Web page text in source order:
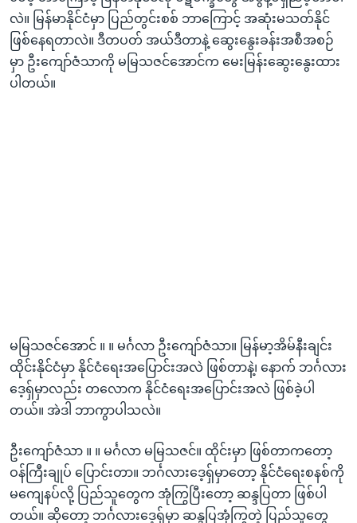
ရန်လဲ။ မြန်မာနိုင်ငံမှာ ပြည်တွင်းစစ် ဘာကြောင့် အဆုံးမသတ်နိုင်
ဖြစ်နေရတာလဲ။ ဒီတပတ် အယ်ဒီတာနဲ့ ဆွေးနွေးခန်းအစီအစဉ်
မှာ ဦးကျော်ဇံသာကို မမြသဇင်အောင်က မေးမြန်းဆွေးနွေးထား
ပါတယ်။
မမြသဇင်အောင် ။ ။ မင်္ဂလာ ဦးကျော်ဇံသာ။ မြန်မာ့အိမ်နီးချင်း
ထိုင်းနိုင်ငံမှာ နိုင်ငံရေးအပြောင်းအလဲ ဖြစ်တာနဲ့၊ နောက် ဘင်္ဂလား
ဒေ့ရှ်မှာလည်း တလောက နိုင်ငံရေးအပြောင်းအလဲ ဖြစ်ခဲ့ပါ
တယ်။ အဲဒါ ဘာကွာပါသလဲ။
ဦးကျော်ဇံသာ ။ ။ မင်္ဂလာ မမြသဇင်။ ထိုင်းမှာ ဖြစ်တာကတော့
ဝန်ကြီးချုပ် ပြောင်းတာ။ ဘင်္ဂလားဒေ့ရှ်မှာတော့ နိုင်ငံရေးစနစ်ကို
မကျေနပ်လို့ ပြည်သူတွေက အုံကြွပြီးတော့ ဆန္ဒပြတာ ဖြစ်ပါ
တယ်။ ဆိုတော့ ဘင်္ဂလားဒေ့ရှ်မှာ ဆန္ဒပြအုံကြွတဲ့ ပြည်သူတွေ